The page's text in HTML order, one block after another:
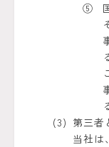
第三者
当社は